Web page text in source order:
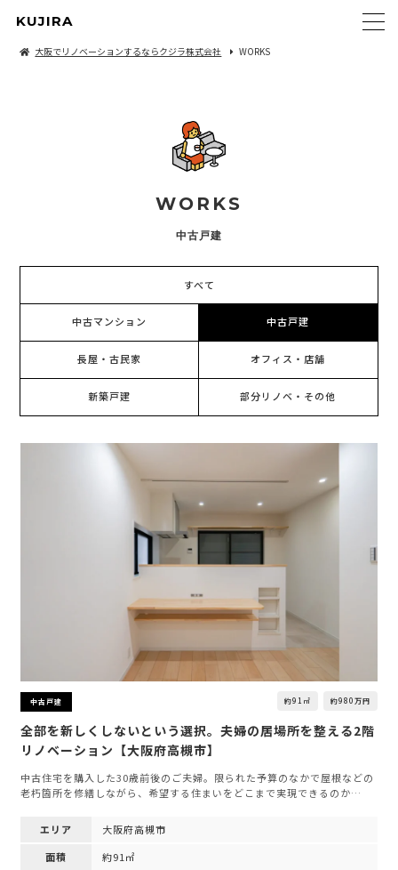
KUJIRA
大阪でリノベーションするならクジラ株式会社 WORKS
WORKS
中古戸建
すべて
中古マンション 中古戸建
長屋・古民家 オフィス・店舗
新築戸建 部分リノベ・その他
中古戸建 約91㎡ 約980万円
全部を新しくしないという選択。夫婦の居場所を整える2階
リノベーション【大阪府高槻市】
中古住宅を購入した30歳前後のご夫婦。限られた予算のなかで屋根などの
老朽箇所を修繕しながら、希望する住まいをどこまで実現できるのか…
エリア
大阪府高槻市
面積
約91㎡